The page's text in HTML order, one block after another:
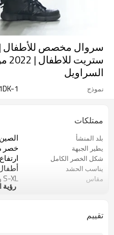
سروال مخصص
السراويل
نموذج 1
ممتلكات
بلد المنشأ الصين
يطير الجبهة خصر
شكل الخصر الكامل
يناسب الحشد
مقاس S-XL والحجم المخصص
رؤية
تقييم